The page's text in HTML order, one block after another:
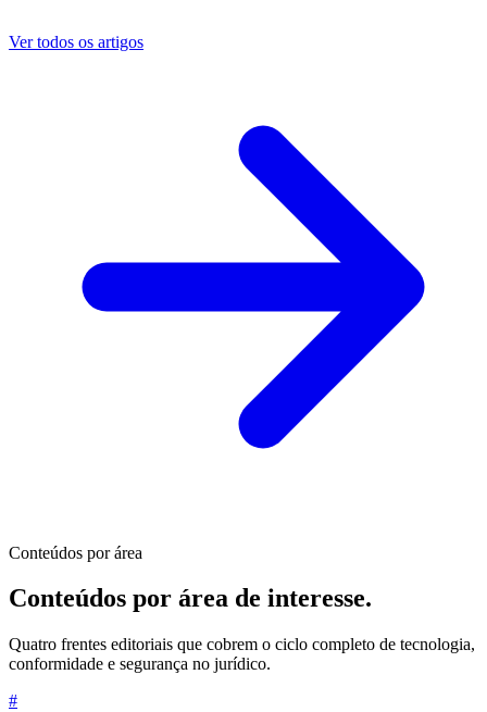
Ver todos os artigos
Conteúdos por área
Conteúdos por área de interesse.
Quatro frentes editoriais que cobrem o ciclo completo de tecnologia,
conformidade e segurança no jurídico.
#